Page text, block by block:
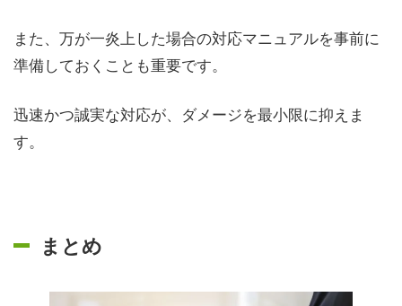
また、万が一炎上した場合の対応マニュアルを事前に
準備しておくことも重要です。
迅速かつ誠実な対応が、ダメージを最小限に抑えま
す。
まとめ